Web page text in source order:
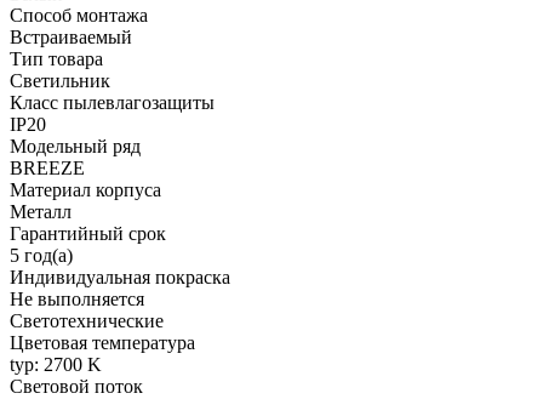
Способ монтажа
Встраиваемый
Тип товара
Светильник
Класс пылевлагозащиты
IP20
Модельный ряд
BREEZE
Материал корпуса
Металл
Гарантийный срок
5 год(а)
Индивидуальная покраска
Не выполняется
Светотехнические
Цветовая температура
typ: 2700 K
Световой поток